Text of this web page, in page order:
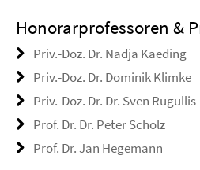
Honorarprofessoren &
Priv.-Doz. Dr. Nadja Kaeding
Priv.-Doz. Dr. Dominik Klimke
Priv.-Doz. Dr. Dr. Sven Rugullis
Prof. Dr. Dr. Peter Scholz
Prof. Dr. Jan Hegemann